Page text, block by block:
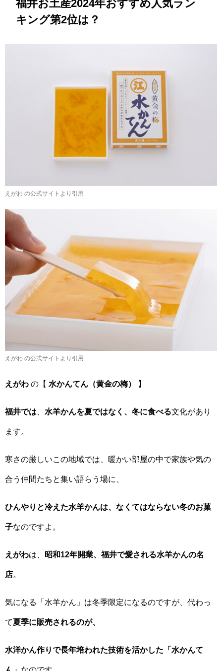
福井お土産2024年おすすめ人気ラン
キング第2位は？
えがわ の公式サイトより引用
えがわ の公式サイトより引用
えがわ の【 水かんてん（黄金の梅） 】
福井では 水羊かんを夏ではなく、冬に食べる文化があり
ます。
寒さの厳しいこの地域では、暖かい部屋の中で家族や気の
合う仲間たちと集い語らう場に、
ひんやりと冷えた水羊かんは、なくてはならない冬のお菓
子なのですよ。
えがわは、 昭和12年開業、福井で愛される水羊かんの名
店
気になる「水羊かん」は冬季限定になるのですが、代わっ
て夏季に販売されるのが、
水洋かん作りで長年培われた技術を活かした「水かんて